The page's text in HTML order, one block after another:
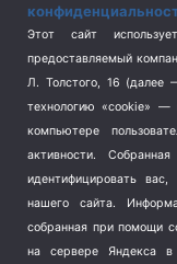
Спорт (740)
Терроризм (1)
Транспорт (262)
Туризм (178)
Школа и спорт (2)
Экология (8)
Этот сайт
предоставляемый
Л. Толстого, 16 (далее
технологию «cookie» —
компьютере
активности.
идентифицировать
нашего сайта.
собранная при помощи
на сервере Яндекса